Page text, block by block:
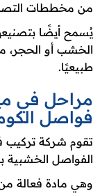
من مخططات
يُسمح أيضًا
الخشب أو الحجر،
طبيعيًا.
مراحل في
فواصل
تقوم شركة تركيب
الفواصل الخشبية
وهي مادة فعالة من